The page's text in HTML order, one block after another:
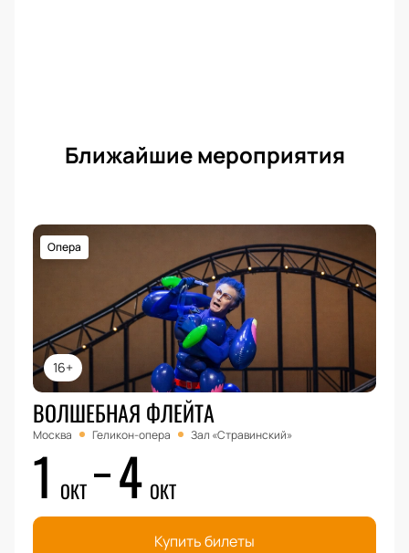
Ближайшие мероприятия
16+
Опера
ВОЛШЕБНАЯ ФЛЕЙТА
Москва Геликон-опера Зал «Стравинский»
1 ОКТ 4 ОКТ
Купить билеты